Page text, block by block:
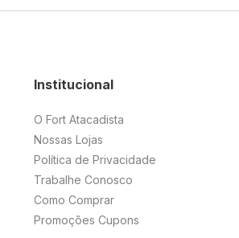
Institucional
O Fort Atacadista
Nossas Lojas
Política de Privacidade
Trabalhe Conosco
Como Comprar
Promoções Cupons